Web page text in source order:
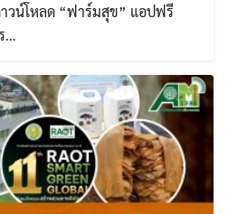
วน์โหลด “ฟาร์มสุข” แอปฟรี
…